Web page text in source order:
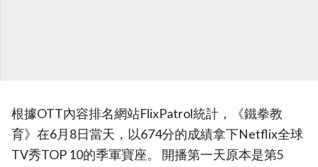
根據OTT內容排名網站FlixPatrol統計，《鐵拳教
育》在6月8日當天，以674分的成績拿下Netflix全球
TV秀TOP 10的季軍寶座。 開播第一天原本是第5